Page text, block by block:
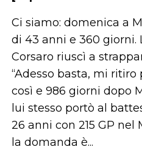
Ci siamo: domenica a
di 43 anni e 360 giorni.
Corsaro riuscì a
“Adesso basta, mi
così e 986 giorni dopo
lui stesso portò al
26 anni con 215 GP nel
la domanda è...